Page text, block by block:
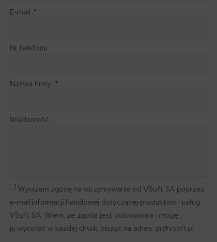
E-mail
Nr telefonu
Nazwa firmy
Wiadomość
Wyrażam zgodę na otrzymywanie od VSoft SA poprzez
e-mail informacji handlowej dotyczącej produktów i usług
VSoft SA. Wiem, że zgoda jest dobrowolna i mogę
ją wycofać w każdej chwili, pisząc na adres: pr@vsoft.pl.